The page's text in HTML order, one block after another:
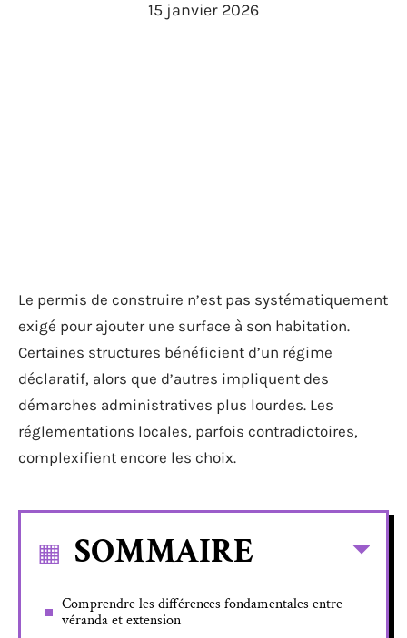
15 janvier 2026
Le permis de construire n’est pas systématiquement
exigé pour ajouter une surface à son habitation.
Certaines structures bénéficient d’un régime
déclaratif, alors que d’autres impliquent des
démarches administratives plus lourdes. Les
réglementations locales, parfois contradictoires,
complexifient encore les choix.
SOMMAIRE
Comprendre les différences fondamentales entre
véranda et extension